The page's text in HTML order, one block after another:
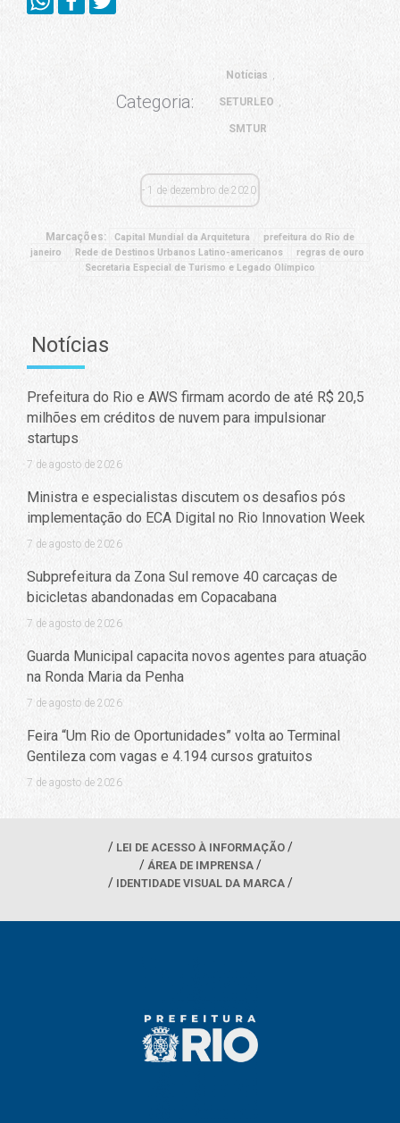
Categoria:
Notícias
SETURLEO
SMTUR
1 de dezembro de 2020
Marcações: Capital Mundial da Arquitetura
prefeitura do Rio de
janeiro
Rede de Destinos Urbanos Latino-americanos
regras de ouro
Secretaria Especial de Turismo e Legado Olímpico
Notícias
Prefeitura do Rio e AWS firmam acordo de até R$ 20,5
milhões em créditos de nuvem para impulsionar
startups
7 de agosto de 2026
Ministra e especialistas discutem os desafios pós
implementação do ECA Digital no Rio Innovation Week
7 de agosto de 2026
Subprefeitura da Zona Sul remove 40 carcaças de
bicicletas abandonadas em Copacabana
7 de agosto de 2026
Guarda Municipal capacita novos agentes para atuação
na Ronda Maria da Penha
7 de agosto de 2026
Feira “Um Rio de Oportunidades” volta ao Terminal
Gentileza com vagas e 4.194 cursos gratuitos
7 de agosto de 2026
LEI DE ACESSO À INFORMAÇÃO
ÁREA DE IMPRENSA
IDENTIDADE VISUAL DA MARCA